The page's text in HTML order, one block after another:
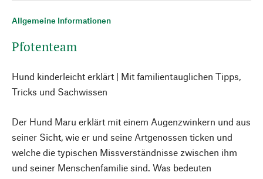
Allgemeine Informationen
Pfotenteam
Hund kinderleicht erklärt | Mit familientauglichen Tipps,
Tricks und Sachwissen
Der Hund Maru erklärt mit einem Augenzwinkern und aus
seiner Sicht, wie er und seine Artgenossen ticken und
welche die typischen Missverständnisse zwischen ihm
und seiner Menschenfamilie sind. Was bedeuten